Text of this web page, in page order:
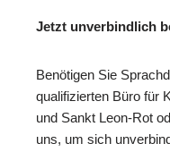
Jetzt unverbindlich
Benötigen Sie
qualifizierten Büro für
und Sankt Leon-Rot
uns, um sich